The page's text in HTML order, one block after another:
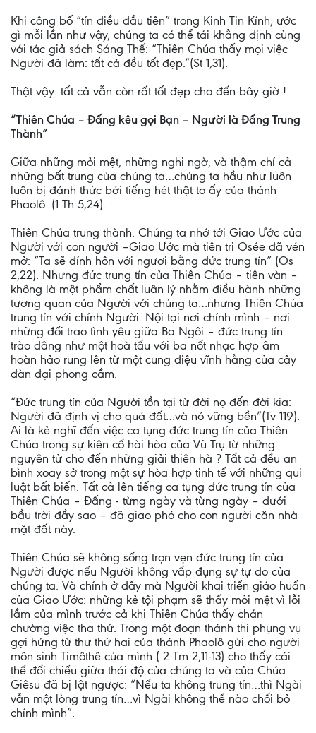
Khi công bố “tín điều đầu tiên” trong Kinh Tin Kính, ước
gì mỗi lần như vậy, chúng ta có thể tái khẳng định cùng
với tác giả sách Sáng Thế: “Thiên Chúa thấy mọi việc
Người đã làm: tất cả đều tốt đẹp.”(St 1,31).
Thật vậy: tất cả vẫn còn rất tốt đẹp cho đến bây giờ !
“Thiên Chúa – Đấng kêu gọi Bạn – Người là Đấng Trung
Thành”
Giữa những mỏi mệt, những nghi ngờ, và thậm chí cả
những bất trung của chúng ta…chúng ta hầu như luôn
luôn bị đánh thức bởi tiếng hét thật to ấy của thánh
Phaolô. (1 Th 5,24).
Thiên Chúa trung thành. Chúng ta nhớ tới Giao Ước của
Người với con người –Giao Ước mà tiên tri Osée đã vén
mở: “Ta sẽ đính hôn với ngươi bằng đức trung tín” (Os
2,22). Nhưng đức trung tín của Thiên Chúa – tiên vàn –
không là một phẩm chất luân lý nhằm điều hành những
tương quan của Người với chúng ta…nhưng Thiên Chúa
trung tín với chính Người. Nội tại nơi chính mình – nơi
những đổi trao tình yêu giữa Ba Ngôi – đức trung tín
trào dâng như một hoà tấu với ba nốt nhạc hợp âm
hoàn hảo rung lên từ một cung điệu vĩnh hằng của cây
đàn đại phong cầm.
“Đức trung tín của Người tồn tại từ đời nọ đến đời kia:
Người đã định vị cho quả đất…và nó vững bền”(Tv 119).
Ai là kẻ nghĩ đến việc ca tụng đức trung tín của Thiên
Chúa trong sự kiên cố hài hòa của Vũ Trụ từ những
nguyên tử cho đến những giải thiên hà ? Tất cả đều an
bình xoay sở trong một sự hòa hợp tinh tế với những qui
luật bất biến. Tất cả lên tiếng ca tụng đức trung tín của
Thiên Chúa – Đấng - từng ngày và từng ngày – dưới
bầu trời đầy sao – đã giao phó cho con người căn nhà
mặt đất này.
Thiên Chúa sẽ không sống trọn vẹn đức trung tín của
Người được nếu Người không vấp đụng sự tự do của
chúng ta. Và chính ở đây mà Người khai triển giáo huấn
của Giao Ước: những kẻ tội phạm sẽ thấy mỏi mệt vì lỗi
lầm của mình trước cả khi Thiên Chúa thấy chán
chường việc tha thứ. Trong một đoạn thánh thi phụng vụ
gợi hứng từ thư thứ hai của thánh Phaolô gửi cho người
môn sinh Timôthê của mình ( 2 Tm 2,11-13) cho thấy cái
thế đối chiếu giữa thái độ của chúng ta và của Chúa
Giêsu đã bị lật ngược: “Nếu ta không trung tín…thì Ngài
vẫn một lòng trung tín…vì Ngài không thể nào chối bỏ
chính mình”.